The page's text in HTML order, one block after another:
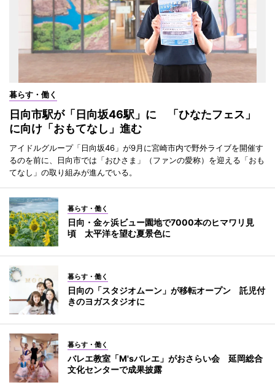
暮らす・働く
日向市駅が「日向坂46駅」に 「ひなたフェス」
に向け「おもてなし」進む
アイドルグループ「日向坂46」が9月に宮崎市内で野外ライブを開催す
るのを前に、日向市では「おひさま」（ファンの愛称）を迎える「おも
てなし」の取り組みが進んでいる。
暮らす・働く
日向・金ヶ浜ビュー園地で7000本のヒマワリ見
頃 太平洋を望む夏景色に
暮らす・働く
日向の「スタジオムーン」が移転オープン 託児付
きのヨガスタジオに
暮らす・働く
バレエ教室「M'sバレエ」がおさらい会 延岡総合
文化センターで成果披露